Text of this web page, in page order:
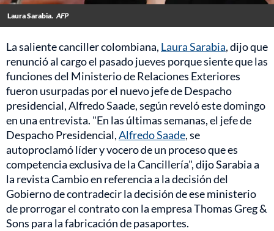
Laura Sarabia. AFP
La saliente canciller colombiana, Laura Sarabia, dijo que
renunció al cargo el pasado jueves porque siente que las
funciones del Ministerio de Relaciones Exteriores
fueron usurpadas por el nuevo jefe de Despacho
presidencial, Alfredo Saade, según reveló este domingo
en una entrevista. "En las últimas semanas, el jefe de
Despacho Presidencial,Alfredo Saade, se
autoproclamó líder y vocero de un proceso que es
competencia exclusiva de la Cancillería", dijo Sarabia a
la revista Cambio en referencia a la decisión del
Gobierno de contradecir la decisión de ese ministerio
de prorrogar el contrato con la empresa Thomas Greg &
Sons para la fabricación de pasaportes.